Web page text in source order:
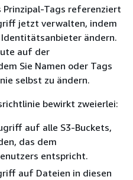
Tags referenziert
jetzt verwalten, indem
ändern.
auf der
Sie Namen oder Tags
selbst zu ändern.
bewirkt zweierlei:
auf alle S3-Buckets,
das dem
entspricht.
auf Dateien in diesen